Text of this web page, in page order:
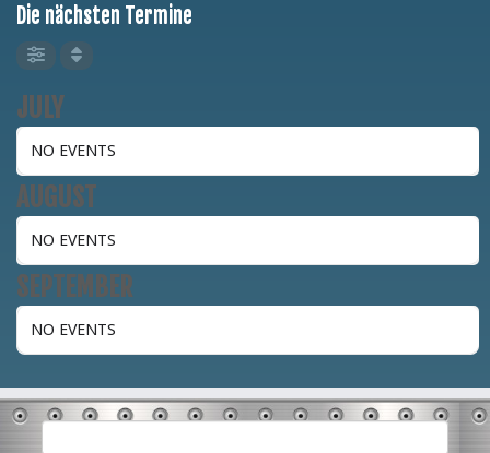
Die nächsten Termine
JULY
NO EVENTS
AUGUST
NO EVENTS
SEPTEMBER
NO EVENTS
Suchen